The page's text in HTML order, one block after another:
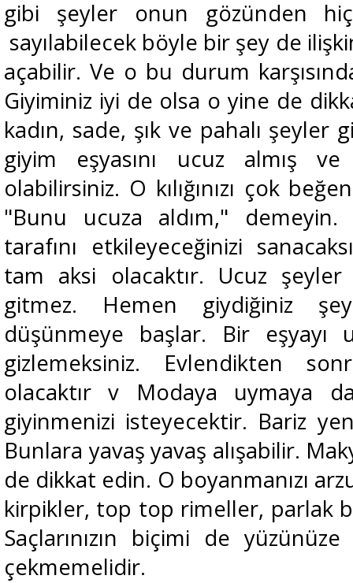
gibi şeyler onun gözünden
sayılabilecek böyle bir şey de
açabilir. Ve o bu durum
Giyiminiz iyi de olsa o yine de
kadın, sade, şık ve pahalı şeyler
giyim eşyasını ucuz almış ve
olabilirsiniz. O kılığınızı çok
"Bunu ucuza aldım,"
tarafını etkileyeceğinizi
tam aksi olacaktır. Ucuz
gitmez. Hemen giydiğiniz
düşünmeye başlar. Bir eşyayı
gizlemeksiniz. Evlendikten
olacaktır v Modaya uymaya
giyinmenizi isteyecektir. Bariz
Bunlara yavaş yavaş alışabilir.
de dikkat edin. O boyanmanızı
kirpikler, top top rimeller, parlak
Saçlarınızın biçimi de
çekmemelidir.